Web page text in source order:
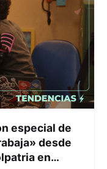
especial de
desde
en